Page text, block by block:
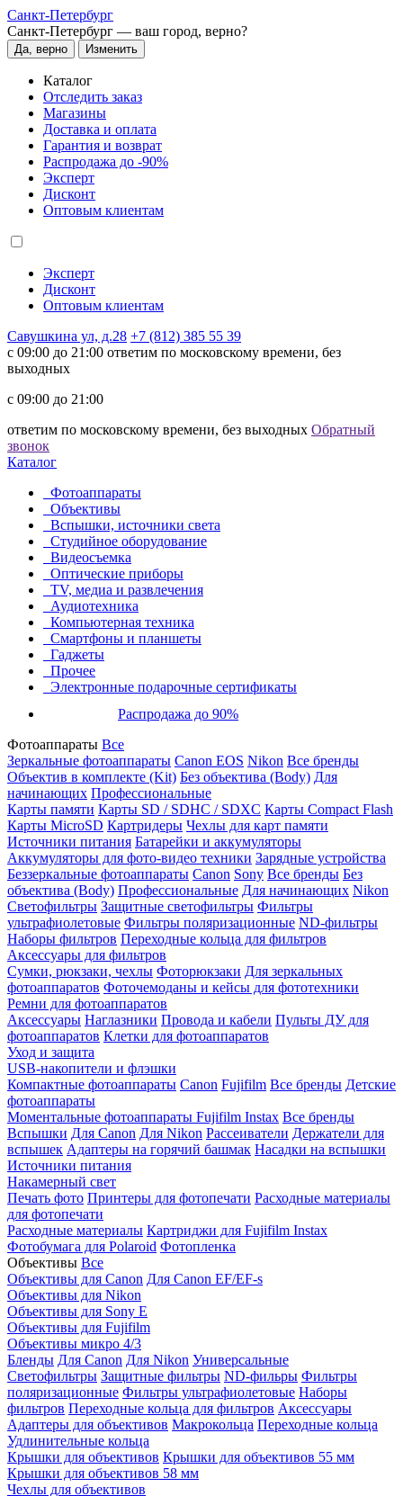
Санкт-Петербург
Санкт-Петербург — ваш город, верно?
Да, верно Изменить
Каталог
Отследить заказ
Магазины
Доставка и оплата
Гарантия и возврат
Распродажа до -90%
Эксперт
Дисконт
Оптовым клиентам
Эксперт
Дисконт
Оптовым клиентам
Савушкина ул, д.28 +7 (812) 385 55 39
c 09:00 до 21:00 ответим по московскому времени, без
выходных
c 09:00 до 21:00
ответим по московскому времени, без выходных Обратный
звонок
Каталог
Фотоаппараты
Объективы
Вспышки, источники света
Студийное оборудование
Видеосъемка
Оптические приборы
TV, медиа и развлечения
Аудиотехника
Компьютерная техника
Смартфоны и планшеты
Гаджеты
Прочее
Электронные подарочные сертификаты
Распродажа до 90%
Фотоаппараты Все
Зеркальные фотоаппараты Canon EOS Nikon Все бренды
Объектив в комплекте (Kit) Без объектива (Body) Для
начинающих Профессиональные
Карты памяти Карты SD / SDHC / SDXC Карты Compact Flash
Карты MicroSD Картридеры Чехлы для карт памяти
Источники питания Батарейки и аккумуляторы
Аккумуляторы для фото-видео техники Зарядные устройства
Беззеркальные фотоаппараты Canon Sony Все бренды Без
объектива (Body) Профессиональные Для начинающих Nikon
Светофильтры Защитные светофильтры Фильтры
ультрафиолетовые Фильтры поляризационные ND-фильтры
Наборы фильтров Переходные кольца для фильтров
Аксессуары для фильтров
Сумки, рюкзаки, чехлы Фоторюкзаки Для зеркальных
фотоаппаратов Фоточемоданы и кейсы для фототехники
Ремни для фотоаппаратов
Аксессуары Наглазники Провода и кабели Пульты ДУ для
фотоаппаратов Клетки для фотоаппаратов
Уход и защита
USB-накопители и флэшки
Компактные фотоаппараты Canon Fujifilm Все бренды Детские
фотоаппараты
Моментальные фотоаппараты Fujifilm Instax Все бренды
Вспышки Для Canon Для Nikon Рассеиватели Держатели для
вспышек Адаптеры на горячий башмак Насадки на вспышки
Источники питания
Накамерный свет
Печать фото Принтеры для фотопечати Расходные материалы
для фотопечати
Расходные материалы Картриджи для Fujifilm Instax
Фотобумага для Polaroid Фотопленка
Объективы Все
Объективы для Canon Для Canon EF/EF-s
Объективы для Nikon
Объективы для Sony E
Объективы для Fujifilm
Объективы микро 4/3
Бленды Для Canon Для Nikon Универсальные
Светофильтры Защитные фильтры ND-фильры Фильтры
поляризационные Фильтры ультрафиолетовые Наборы
фильтров Переходные кольца для фильтров Аксессуары
Адаптеры для объективов Макрокольца Переходные кольца
Удлинительные кольца
Крышки для объективов Крышки для объективов 55 мм
Крышки для объективов 58 мм
Чехлы для объективов